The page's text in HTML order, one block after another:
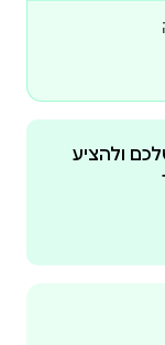
ולהציע